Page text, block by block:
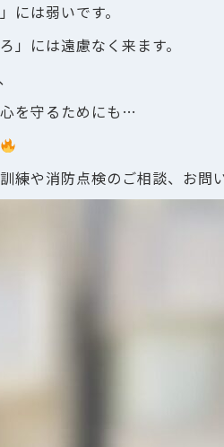
には弱いです。
」には遠慮なく来ます。
を守るためにも…
練や消防点検のご相談、お